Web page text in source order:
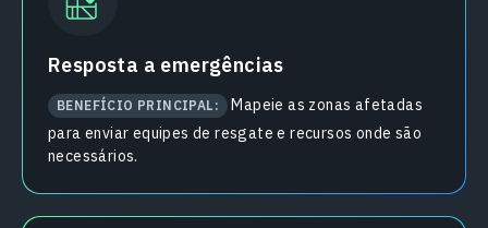
Resposta a emergências
BENEFÍCIO PRINCIPAL:
Mapeie as zonas afetadas
para enviar equipes de resgate e recursos onde são
necessários.